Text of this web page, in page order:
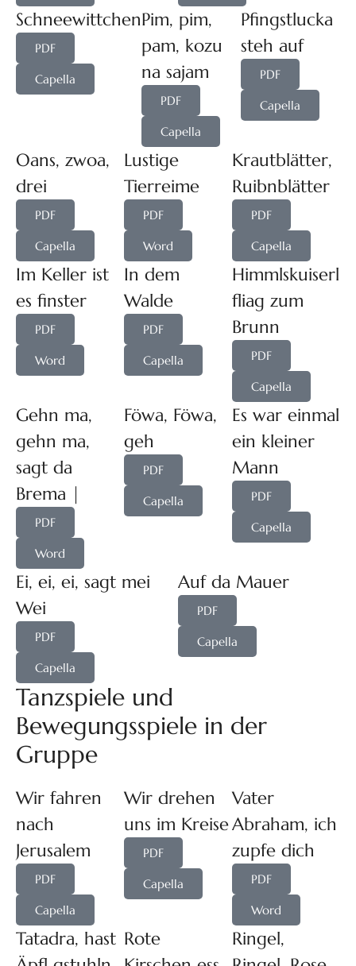
Schneewittchen
PDF
Capella
Pim, pim,
pam, kozu
na sajam
PDF
Capella
Pfingstlucka
steh auf
PDF
Capella
Oans, zwoa,
drei
PDF
Capella
Lustige
Tierreime
PDF
Word
Krautblätter,
Ruibnblätter
PDF
Capella
Im Keller ist
es finster
PDF
Word
In dem
Walde
PDF
Capella
Himmlskuiserl
fliag zum
Brunn
PDF
Capella
Gehn ma,
gehn ma,
sagt da
Brema |
PDF
Word
Föwa, Föwa,
geh
PDF
Capella
Es war einmal
ein kleiner
Mann
PDF
Capella
Ei, ei, ei, sagt mei
Wei
PDF
Capella
Auf da Mauer
PDF
Capella
Tanzspiele und
Bewegungsspiele in der
Gruppe
Wir fahren
nach
Jerusalem
PDF
Capella
Wir drehen
uns im Kreise
PDF
Capella
Vater
Abraham, ich
zupfe dich
PDF
Word
Tatadra, hast Rote
Ringel,